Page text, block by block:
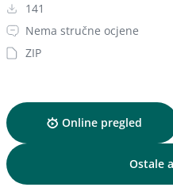
141
Nema stručne ocjene
ZIP
Online pregled
Ostale